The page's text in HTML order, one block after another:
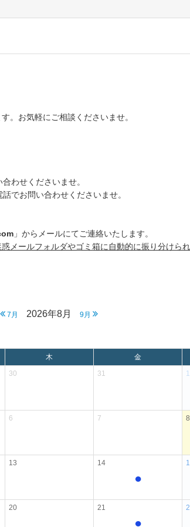
。お気軽にご相談くださいませ。
わせくださいませ。
でお問い合わせくださいませ。
」からメールにてご連絡いたします。
惑メールフォルダやゴミ箱に自動的に振り分けら
7月 2026年8月 9月
木 金
30 31 1
6 7 8
13 14
●
20 21
●